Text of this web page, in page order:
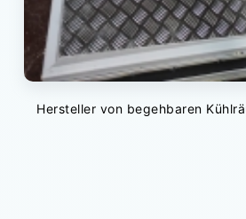
Hersteller von begehbaren